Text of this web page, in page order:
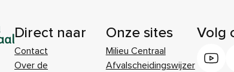
Direct naar
Contact
Over de
Onze sites
Milieu Centraal
Afvalscheidingswijzer
Volg